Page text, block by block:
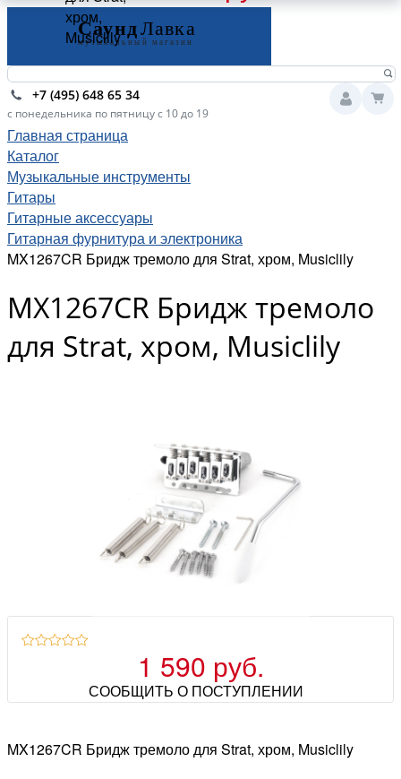
+7 (495) 648 65 34
с понедельника по пятницу с 10 до 19
Главная страница
Каталог
Музыкальные инструменты
Гитары
Гитарные аксессуары
Гитарная фурнитура и электроника
MX1267CR Бридж тремоло для Strat, хром, Musiclily
MX1267CR Бридж тремоло
для Strat, хром, Musiclily
1 590 руб.
СООБЩИТЬ О ПОСТУПЛЕНИИ
MX1267CR Бридж тремоло для Strat, хром, Musiclily
хром,
Musiclily